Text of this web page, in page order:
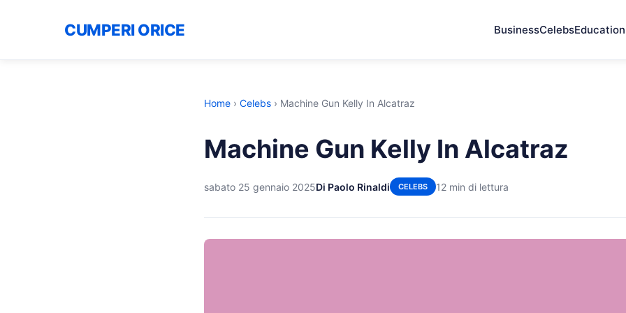
CUMPERI ORICE BusinessCelebsEducation
Home › Celebs › Machine Gun Kelly In Alcatraz
Machine Gun Kelly In Alcatraz
sabato 25 gennaio 2025Di Paolo Rinaldi CELEBS 12 min di lettura